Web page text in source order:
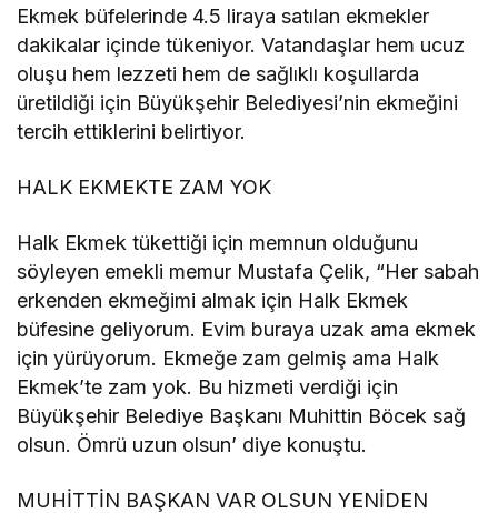
Ekmek büfelerinde 4.5 liraya satılan ekmekler
dakikalar içinde tükeniyor. Vatandaşlar hem ucuz
oluşu hem lezzeti hem de sağlıklı koşullarda
üretildiği için Büyükşehir Belediyesi’nin ekmeğini
tercih ettiklerini belirtiyor.
HALK EKMEKTE ZAM YOK
Halk Ekmek tükettiği için memnun olduğunu
söyleyen emekli memur Mustafa Çelik, “Her sabah
erkenden ekmeğimi almak için Halk Ekmek
büfesine geliyorum. Evim buraya uzak ama ekmek
için yürüyorum. Ekmeğe zam gelmiş ama Halk
Ekmek’te zam yok. Bu hizmeti verdiği için
Büyükşehir Belediye Başkanı Muhittin Böcek sağ
olsun. Ömrü uzun olsun’ diye konuştu.
MUHİTTİN BAŞKAN VAR OLSUN YENİDEN